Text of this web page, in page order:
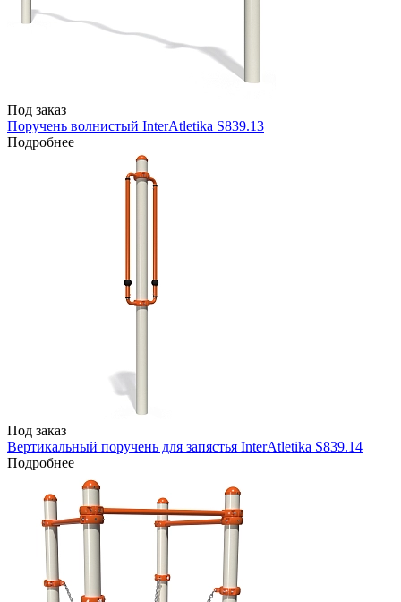
Под заказ
Поручень волнистый InterAtletika S839.13
Подробнее
Под заказ
Вертикальный поручень для запястья InterAtletika S839.14
Подробнее